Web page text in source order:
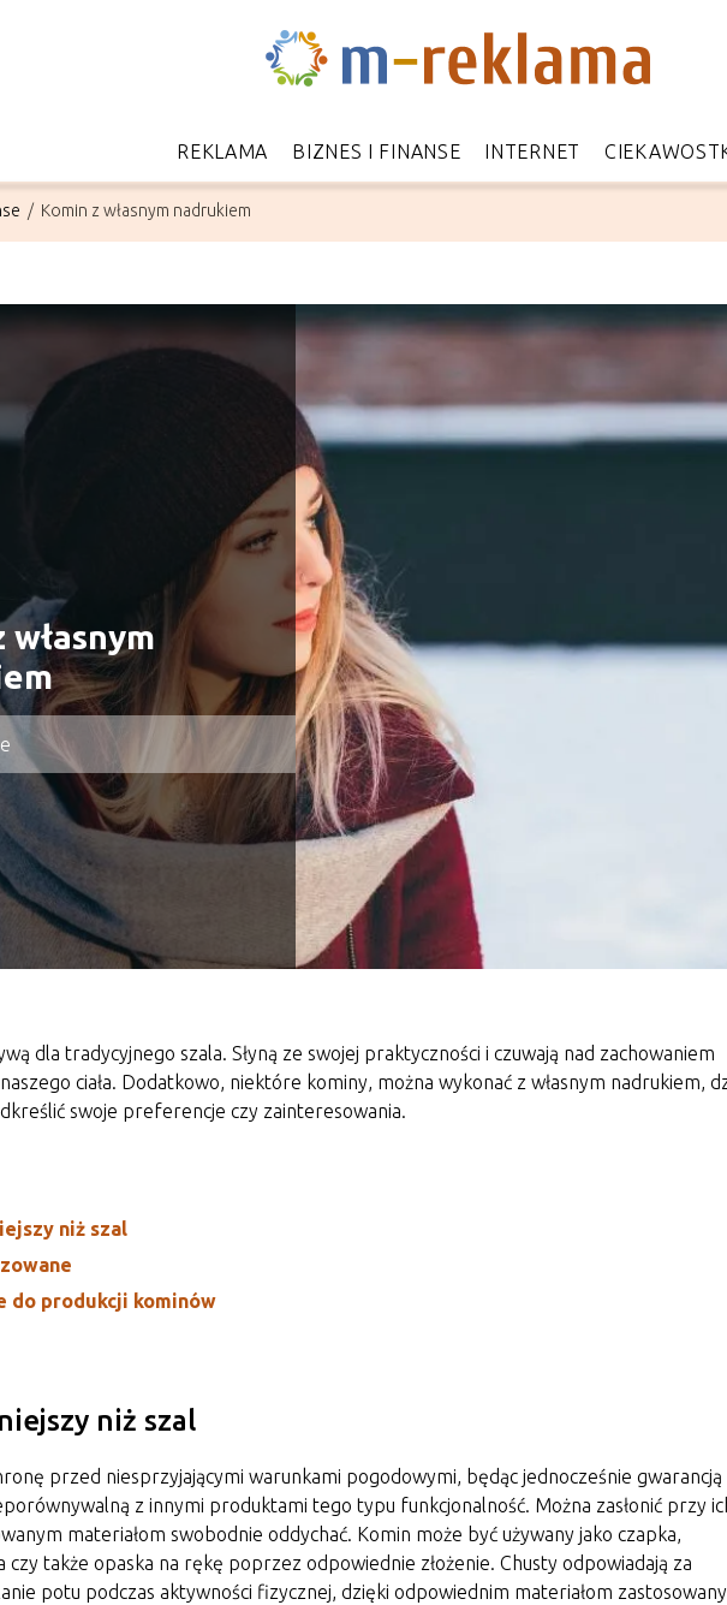
REKLAMA BIZNES I FINANSE INTERNET
/ Komin z własnym nadrukiem
własnym
dla tradycyjnego szala. Słyną ze swojej praktyczności i czuwają nad zachowaniem
ciała. Dodatkowo, niektóre kominy, można wykonać z własnym nadrukiem,
swoje preferencje czy zainteresowania.
niż szal
do produkcji kominów
niż szal
przed niesprzyjającymi warunkami pogodowymi, będąc jednocześnie gwarancją
z innymi produktami tego typu funkcjonalność. Można zasłonić przy
materiałom swobodnie oddychać. Komin może być używany jako czapka,
także opaska na rękę poprzez odpowiednie złożenie. Chusty odpowiadają za
potu podczas aktywności fizycznej, dzięki odpowiednim materiałom